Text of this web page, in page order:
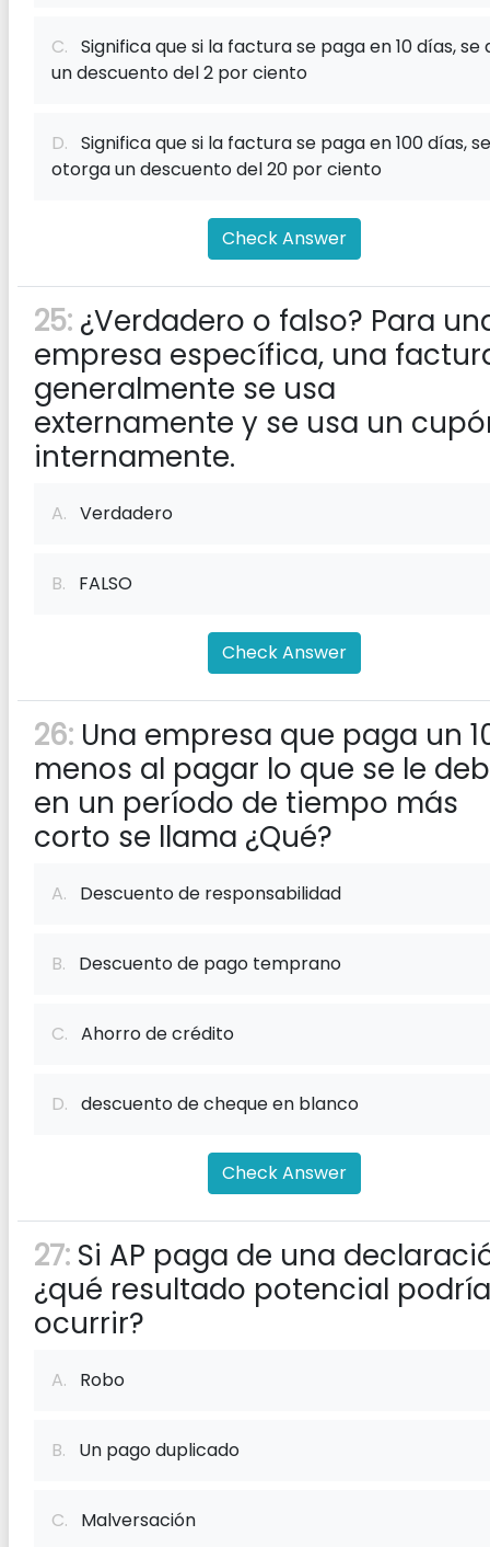
C. Significa que si la factura se paga en 10 días, se
un descuento del 2 por ciento
D. Significa que si la factura se paga en 100 días, se
otorga un descuento del 20 por ciento
Check Answer
25: ¿Verdadero o falso? Para
empresa específica, una
generalmente se usa
externamente y se usa un
internamente.
A. Verdadero
B. FALSO
Check Answer
26: Una empresa que paga un
menos al pagar lo que se le
en un período de tiempo más
corto se llama ¿Qué?
A. Descuento de responsabilidad
B. Descuento de pago temprano
C. Ahorro de crédito
D. descuento de cheque en blanco
Check Answer
27: Si AP paga de una
¿qué resultado potencial podría
ocurrir?
A. Robo
B. Un pago duplicado
C. Malversación